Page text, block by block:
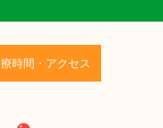
時間・アクセス